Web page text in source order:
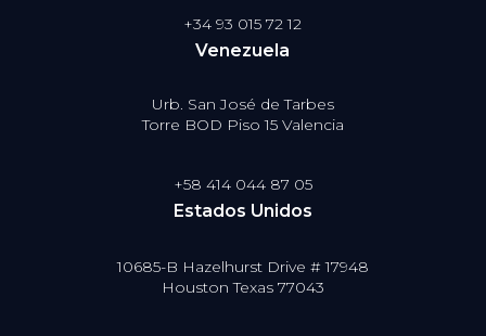
+34 93 015 72 12
Venezuela
Urb. San José de Tarbes
Torre BOD Piso 15 Valencia
+58 414 044 87 05
Estados Unidos
10685-B Hazelhurst Drive # 17948
Houston Texas 77043